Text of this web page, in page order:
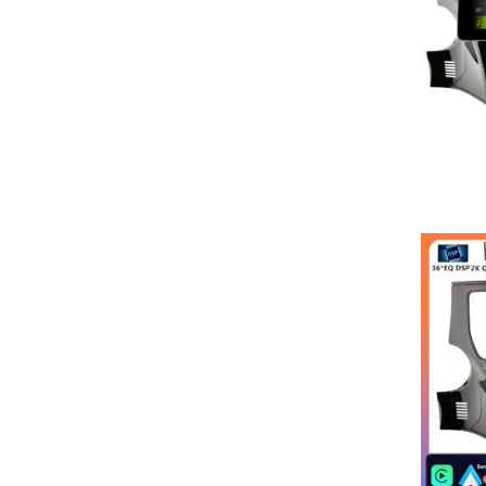
Hintergrundprozess-Management für stabile Navigation